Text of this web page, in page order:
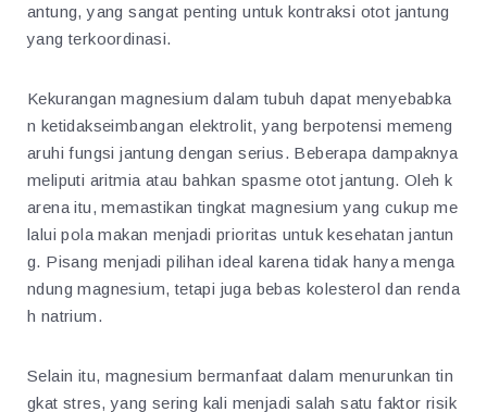
antung, yang sangat penting untuk kontraksi otot jantung
yang terkoordinasi.
Kekurangan magnesium dalam tubuh dapat menyebabka
n ketidakseimbangan elektrolit, yang berpotensi memeng
aruhi fungsi jantung dengan serius. Beberapa dampaknya
meliputi aritmia atau bahkan spasme otot jantung. Oleh k
arena itu, memastikan tingkat magnesium yang cukup me
lalui pola makan menjadi prioritas untuk kesehatan jantun
g. Pisang menjadi pilihan ideal karena tidak hanya menga
ndung magnesium, tetapi juga bebas kolesterol dan renda
h natrium.
Selain itu, magnesium bermanfaat dalam menurunkan tin
gkat stres, yang sering kali menjadi salah satu faktor risik